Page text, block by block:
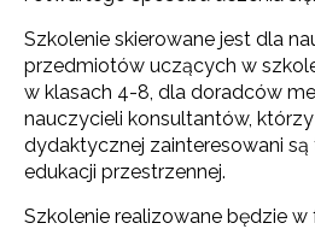
Szkolenie skierowane jest dla
przedmiotów uczących w
w klasach 4-8, dla doradców
nauczycieli konsultantów,
dydaktycznej zainteresowani
edukacji przestrzennej.
Szkolenie realizowane będzie